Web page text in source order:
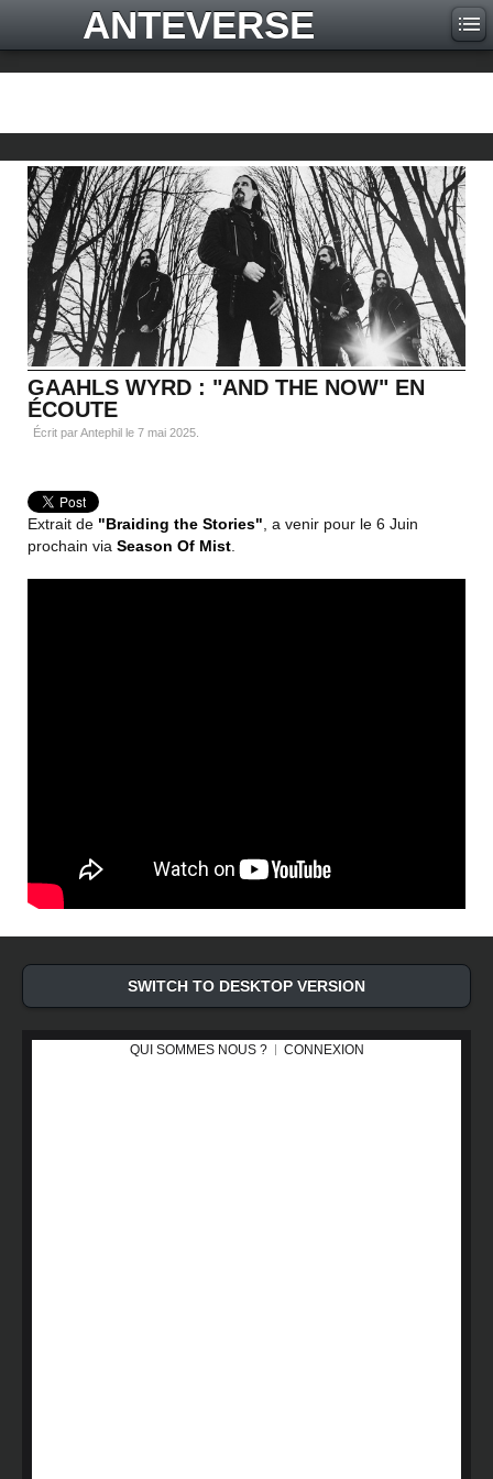
ANTEVERSE
GAAHLS WYRD : "AND THE NOW" EN
ÉCOUTE
Écrit par Antephil le 7 mai 2025
Extrait de "Braiding the Stories" , a venir pour le 6 Juin
prochain via Season Of Mist
SWITCH TO DESKTOP VERSION
QUI SOMMES NOUS ? CONNEXION